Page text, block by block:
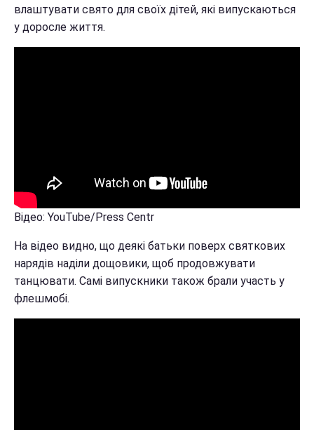
влаштувати свято для своїх дітей, які випускаються
у доросле життя.
Відео: YouTube/Press Centr
На відео видно, що деякі батьки поверх святкових
нарядів наділи дощовики, щоб продовжувати
танцювати. Самі випускники також брали участь у
флешмобі.